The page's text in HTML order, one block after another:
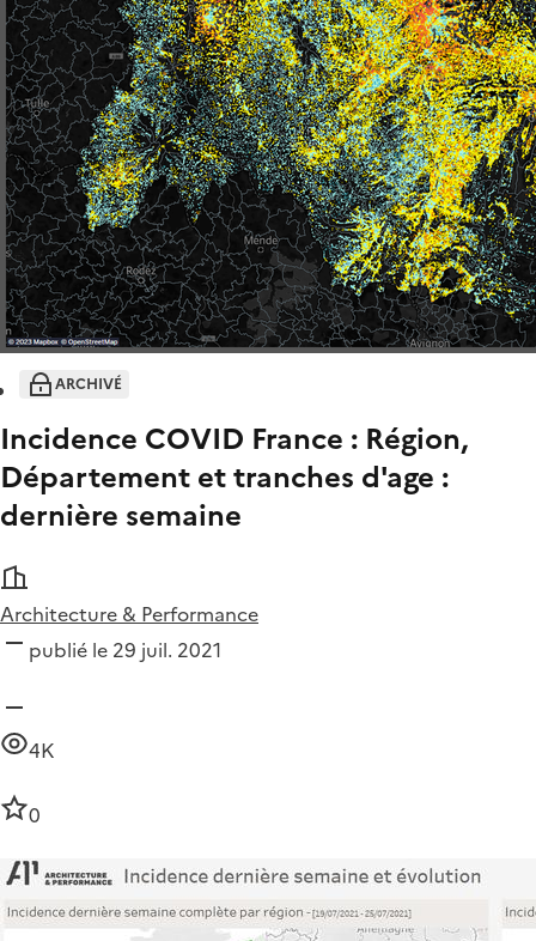
ARCHIVÉ
Incidence COVID France : Région,
Département et tranches d'age :
dernière semaine
Architecture & Performance
publié le 29 juil. 2021
4K
0